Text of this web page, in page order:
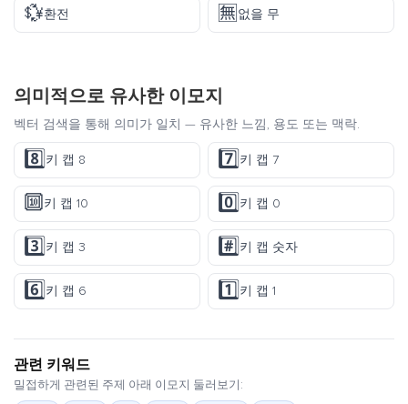
💱환전 🈚 없을 무
의미적으로 유사한 이모지
벡터 검색을 통해 의미가 일치 — 유사한 느낌, 용도 또는 맥락.
8️⃣키 캡 8 7️⃣키 캡 7
🔟키 캡 10 0️⃣키 캡 0
3️⃣키 캡 3 #️⃣키 캡 숫자
6️⃣키 캡 6 1️⃣키 캡 1
관련 키워드
밀접하게 관련된 주제 아래 이모지 둘러보기: